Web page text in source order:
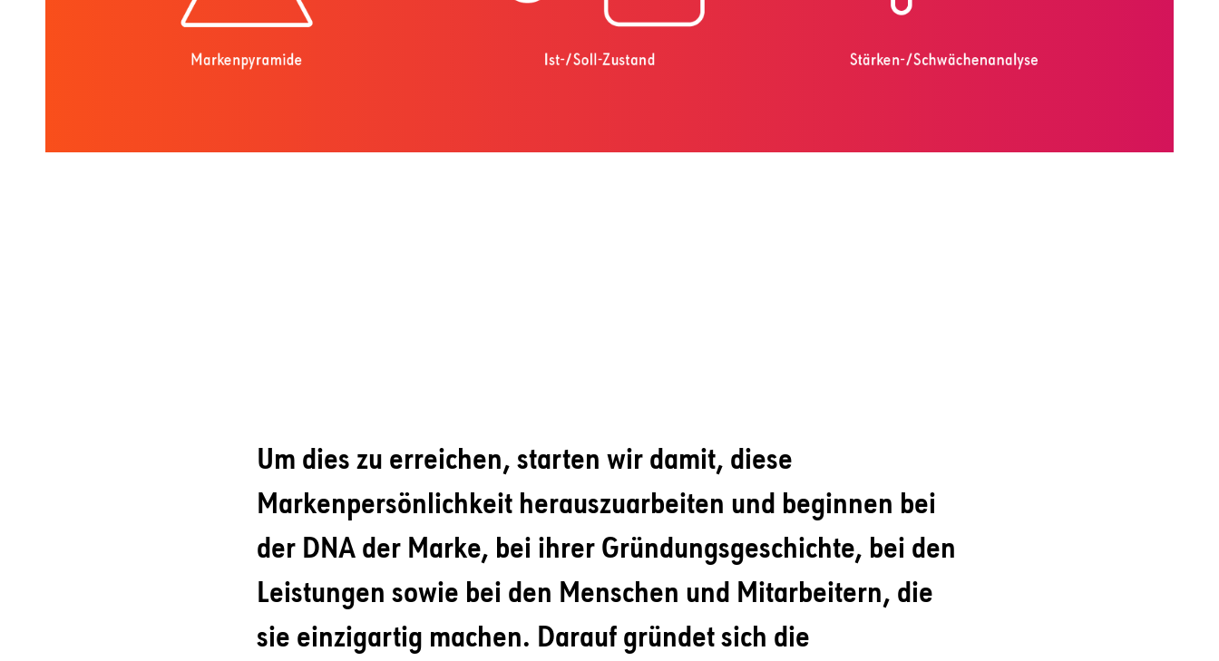
Um dies zu erreichen, starten wir damit, diese
Markenpersönlichkeit herauszuarbeiten und beginnen bei
der DNA der Marke, bei ihrer Gründungsgeschichte, bei den
Leistungen sowie bei den Menschen und Mitarbeitern, die
sie einzigartig machen. Darauf gründet sich die